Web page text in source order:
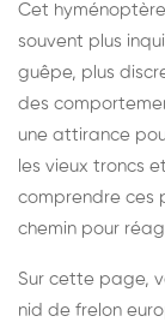
Cet
souvent plus
guêpe, plus
des
une attirance
les vieux troncs
comprendre ces
chemin pour
Sur cette page,
nid de frelon